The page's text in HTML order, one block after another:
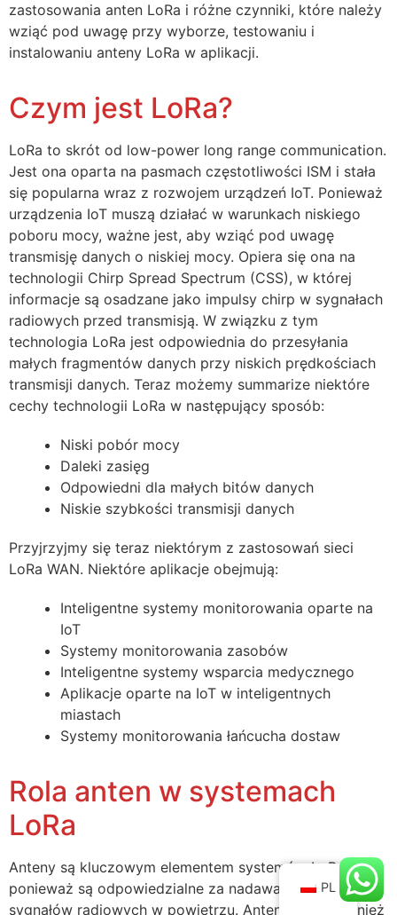
zastosowania anten LoRa i różne czynniki, które należy
wziąć pod uwagę przy wyborze, testowaniu i
instalowaniu anteny LoRa w aplikacji.
Czym jest LoRa?
LoRa to skrót od low-power long range communication.
Jest ona oparta na pasmach częstotliwości ISM i stała
się popularna wraz z rozwojem urządzeń IoT. Ponieważ
urządzenia IoT muszą działać w warunkach niskiego
poboru mocy, ważne jest, aby wziąć pod uwagę
transmisję danych o niskiej mocy. Opiera się ona na
technologii Chirp Spread Spectrum (CSS), w której
informacje są osadzane jako impulsy chirp w sygnałach
radiowych przed transmisją. W związku z tym
technologia LoRa jest odpowiednia do przesyłania
małych fragmentów danych przy niskich prędkościach
transmisji danych. Teraz możemy summarize niektóre
cechy technologii LoRa w następujący sposób:
Niski pobór mocy
Daleki zasięg
Odpowiedni dla małych bitów danych
Niskie szybkości transmisji danych
Przyjrzyjmy się teraz niektórym z zastosowań sieci
LoRa WAN. Niektóre aplikacje obejmują:
Inteligentne systemy monitorowania oparte na
IoT
Systemy monitorowania zasobów
Inteligentne systemy wsparcia medycznego
Aplikacje oparte na IoT w inteligentnych
miastach
Systemy monitorowania łańcucha dostaw
Rola anten w systemach
LoRa
Anteny są kluczowym elementem systemów LoRa,
ponieważ są odpowiedzialne za nadawanie i odbieranie
sygnałów radiowych w powietrzu. Anteny te są również
PL